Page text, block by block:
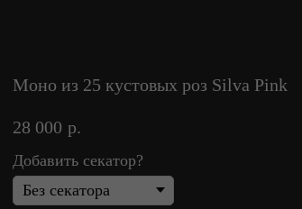
Моно из 25 кустовых роз Silva Pink
28 000 р.
Добавить секатор?